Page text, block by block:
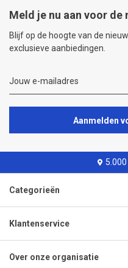
Meld je nu aan voor de
Blijf op de hoogte van de
exclusieve aanbiedingen.
Aanmelden
5.000
Categorieën
Klantenservice
Over onze organisatie